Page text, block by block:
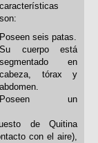
características
son:
Poseen seis patas.
Su cuerpo está
segmentado en
cabeza, tórax y
abdomen.
Poseen un
de Quitina
con el aire),